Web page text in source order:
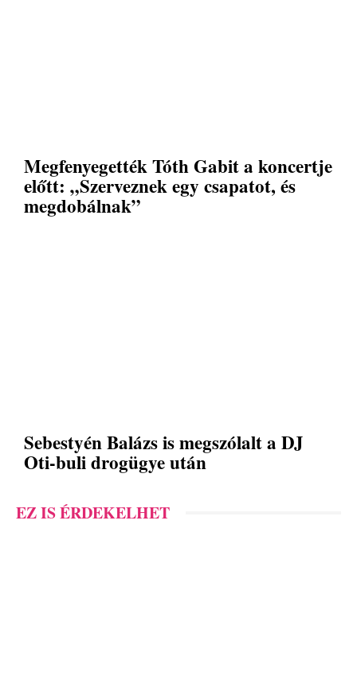
Megfenyegették Tóth Gabit a koncertje
előtt: „Szerveznek egy csapatot, és
megdobálnak”
Sebestyén Balázs is megszólalt a DJ
Oti-buli drogügye után
EZ IS ÉRDEKELHET